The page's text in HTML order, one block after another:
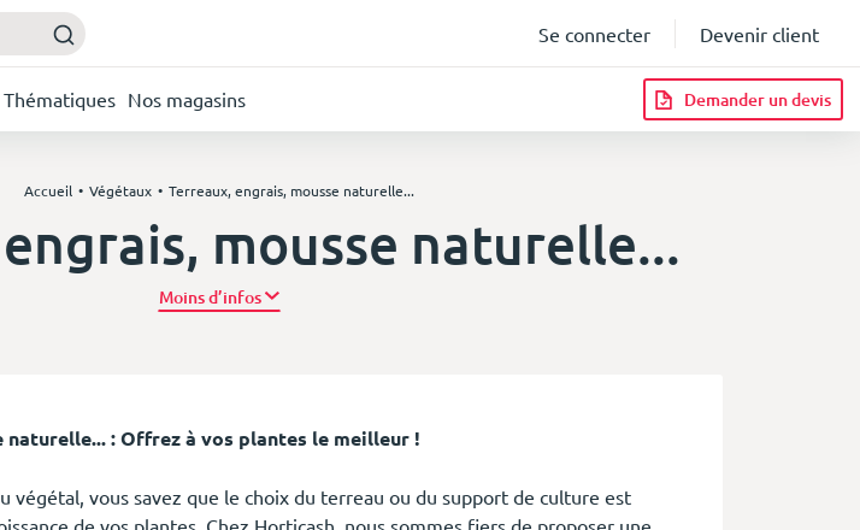
Se connecter Devenir client
Thématiques Nos magasins Demander un devis
Accueil Végétaux Terreaux, engrais, mousse naturelle...
mousse naturelle...
Plus d’infos
naturelle... : Offrez à vos plantes le meilleur !
végétal, vous savez que le choix du terreau ou du support de culture est